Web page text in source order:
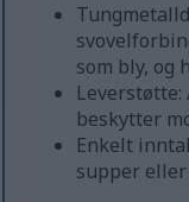
som bly, og
beskytter
Enkelt
supper